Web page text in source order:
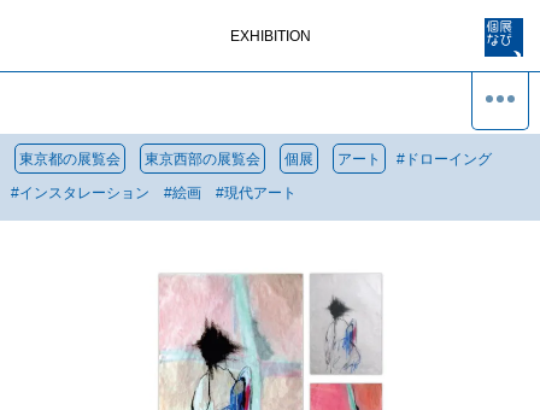
EXHIBITION
東京都の展覧会 東京西部の展覧会 個展 アート # ドローイング
#インスタレーション #絵画 #現代アート